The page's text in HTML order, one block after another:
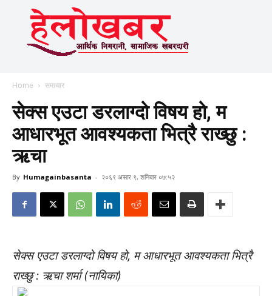
Home समाचार
सेक्स एउटा डरलाग्दो विषय हो, म
आधारभूत आवश्यकता भित्रै राख्छु :
ऋचा
By Humagainbasanta - २०६९ असार ९, शनिबार ०७:५२
सेक्स एउटा डरलाग्दो विषय हो, म आधारभूत आवश्यकता भित्रै
राख्छु : ऋचा शर्मा (नायिका)